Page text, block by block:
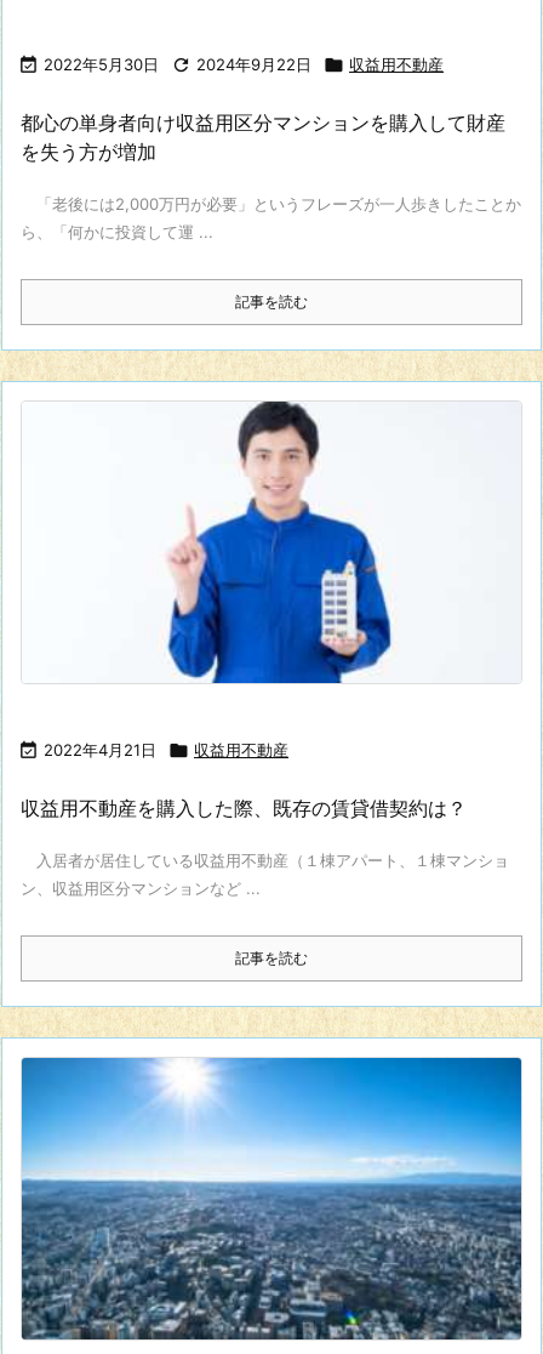
 2022年5月30日  2024年9月22日  収益用不動産
都心の単身者向け収益用区分マンションを購入して財産
を失う方が増加
「老後には2,000万円が必要」というフレーズが一人歩きしたことか
ら、「何かに投資して運 ...
記事を読む
 2022年4月21日  収益用不動産
収益用不動産を購入した際、既存の賃貸借契約は？
入居者が居住している収益用不動産（１棟アパート、１棟マンショ
ン、収益用区分マンションなど ...
記事を読む